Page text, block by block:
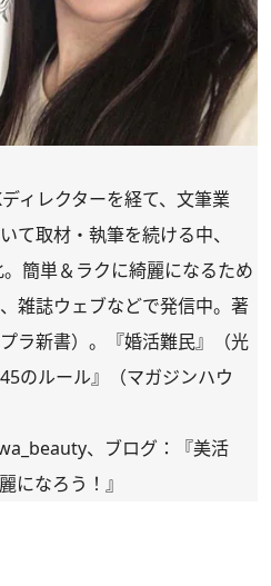
ィレクターを経て、文筆業
て取材・執筆を続ける中、
簡単＆ラクに綺麗になるため
雑誌ウェブなどで発信中。著
プラ新書）。 『婚活難民』
（光
のルール』（マガジンハウ
、ブログ：
『美活
になろう！』